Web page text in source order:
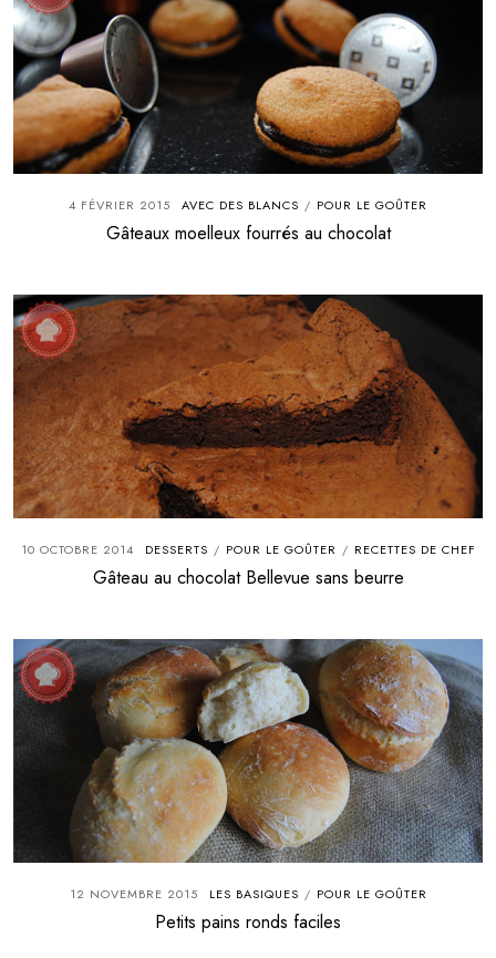
4 FÉVRIER 2015 AVEC DES BLANCS / POUR LE GOÛTER
Gâteaux moelleux fourrés au chocolat
10 OCTOBRE 2014 DESSERTS / POUR LE GOÛTER / RECETTES DE CHEF
Gâteau au chocolat Bellevue sans beurre
12 NOVEMBRE 2015 LES BASIQUES / POUR LE GOÛTER
Petits pains ronds faciles